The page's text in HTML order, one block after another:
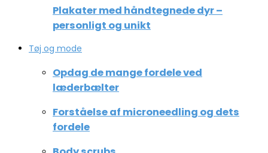
Plakater med håndtegnede dyr –
personligt og unikt
Tøj og mode
Opdag de mange fordele ved
læderbælter
Forståelse af microneedling og dets
fordele